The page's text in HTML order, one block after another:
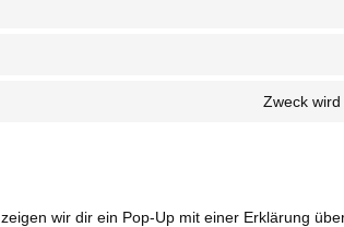
Zweck
wir dir ein Pop-Up mit einer Erklärung